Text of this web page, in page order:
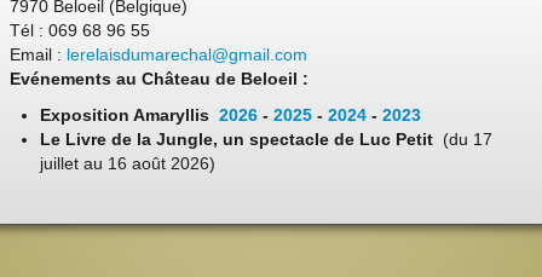
7970 Beloeil (Belgique)
Tél : 069 68 96 55
Email : lerelaisdumarechal@gmail.com
Evénements au Château de Beloeil :
Exposition Amaryllis 2026 - 2025 - 2024 - 2023
Le Livre de la Jungle, un spectacle de Luc Petit (du 17
juillet au 16 août 2026)